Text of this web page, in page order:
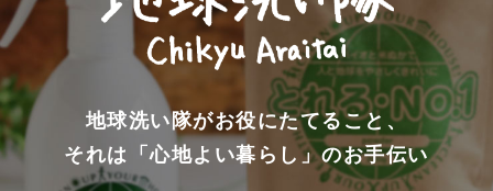
地球洗い隊がお役にたてること、
それは「心地よい暮らし」のお手伝い